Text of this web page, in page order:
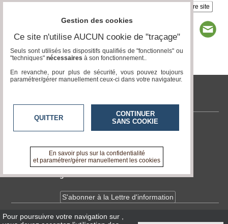
Insérez sur votre site
tvlocale.fr
Contactez-nous
A propos de tvlocale.fr
Devenir délégué
S'abonner à la Lettre d'information
InfosCNIL/RGPD
Pour poursuivre votre navigation sur
Gestion des cookies
Ce site n'utilise AUCUN cookie de "traçage"
Seuls sont utilisés les dispositifs qualifiés de "fonctionnels" ou
"techniques" nécessaires à son fonctionnement..
En revanche, pour plus de sécurité, vous pouvez toujours
paramétrer/gérer manuellement ceux-ci dans votre navigateur.
QUITTER
CONTINUER
SANS COOKIE
En savoir plus sur la confidentialité
et paramétrer/gérer manuellement les cookies